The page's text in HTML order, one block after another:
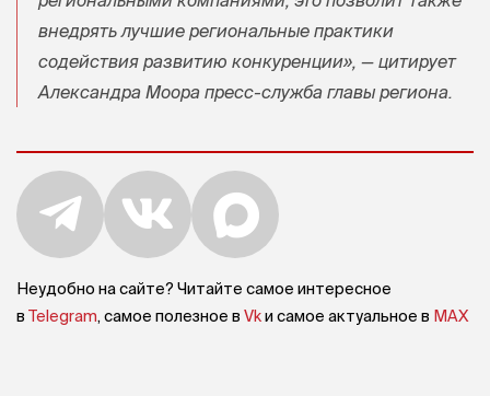
внедрять лучшие региональные практики
содействия развитию конкуренции», — цитирует
Александра Моора пресс-служба главы региона.
Неудобно на сайте? Читайте самое интересное
в Telegram, самое полезное в Vkи самое актуальное в MAX